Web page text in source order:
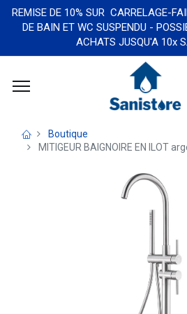
REMISE DE 10% SUR CARRELAGE-
DE BAIN ET WC SUSPENDU -
ACHATS JUSQU'A 10x
Boutique
MITIGEUR BAIGNOIRE EN ILOT